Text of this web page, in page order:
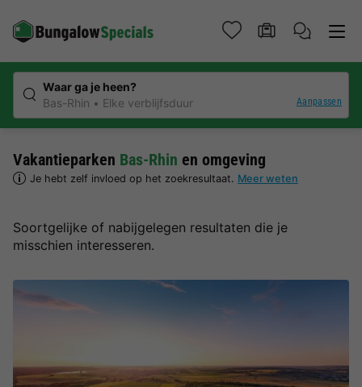
Waar ga je heen?
Bas-Rhin
Elke verblijfsduur Aanpassen
Vakantieparken Bas-Rhin en omgeving
Je hebt zelf invloed op het zoekresultaat. Meer weten
Soortgelijke of nabijgelegen resultaten die je
misschien interesseren.